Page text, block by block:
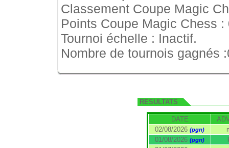
Classement Coupe Magic
Points Coupe Magic Chess :
Tournoi échelle : Inactif.
Nombre de tournois gagnés
RESULTATS
DATE
02/08/2026 (pgn)
01/08/2026 (pgn)